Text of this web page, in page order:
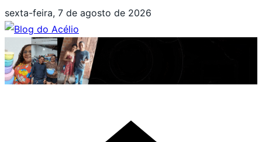
Pular
para
conteúdo
sexta-feira, 7 de agosto de 2026